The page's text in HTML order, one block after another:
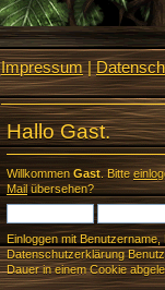
Impressum|
Hallo Gast.
Willkommen Gast. Bitte
Mailübersehen?
Einloggen mit
Datenschutzerklärung
Dauer in einem Cookie